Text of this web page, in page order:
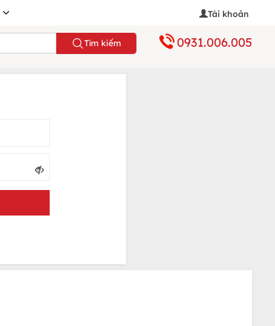
Tài khoản
Tìm kiếm 0931.006.005